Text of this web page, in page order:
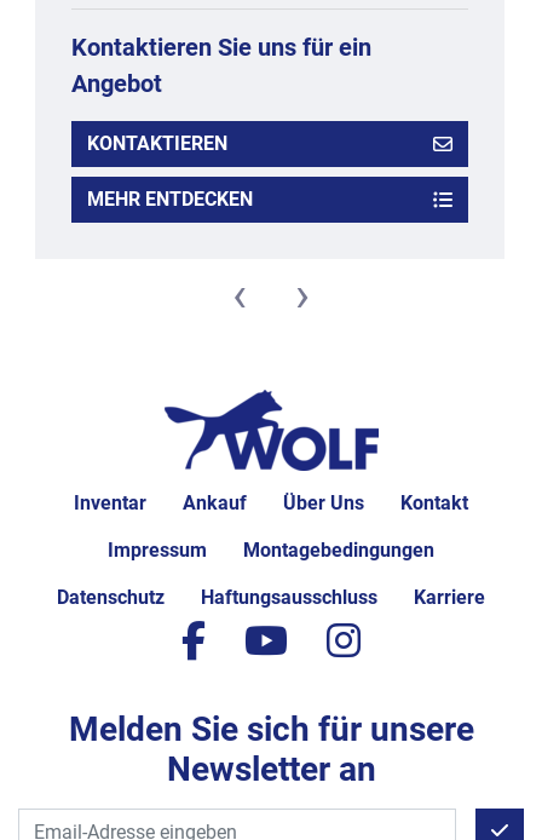
Kontaktieren Sie uns für ein
Angebot
KONTAKTIEREN
MEHR ENTDECKEN
‹ ›
Inventar Ankauf Über Uns Kontakt
Impressum Montagebedingungen
Datenschutz Haftungsausschluss Karriere
facebook
youtubeinstagram
Melden Sie sich für unsere
Newsletter an